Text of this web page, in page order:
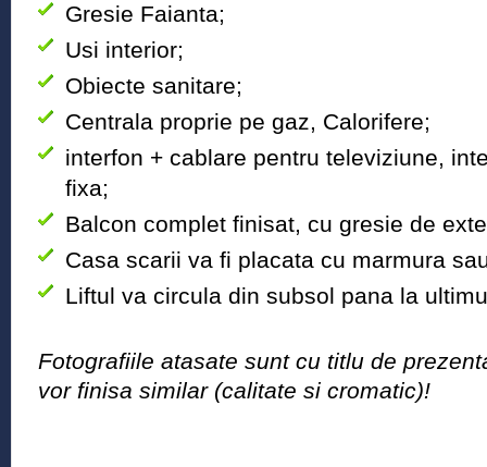
Gresie Faianta;
Usi interior;
Obiecte sanitare;
Centrala proprie pe gaz, Calorifere;
interfon + cablare pentru televiziune,
fixa;
Balcon complet finisat, cu gresie de
Casa scarii va fi placata cu marmura
Liftul va circula din subsol pana la
Fotografiile atasate sunt cu titlu de
vor finisa similar (calitate si cromatic)!